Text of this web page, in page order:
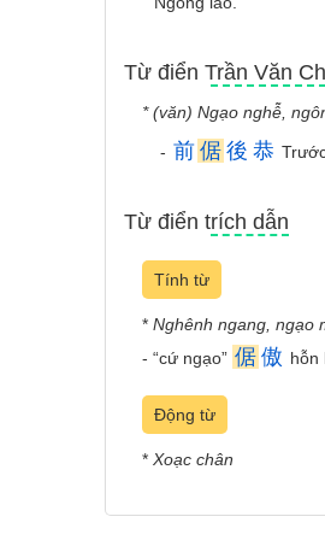
Từ điển Trần Văn
* (văn) Ngạo nghễ,
- 前 倨 後 恭
Từ điển trích dẫn
Tính từ
* Nghênh ngang, ngạo
- “cứ ngạo” 倨 傲 hỗn
Động từ
* Xoạc chân